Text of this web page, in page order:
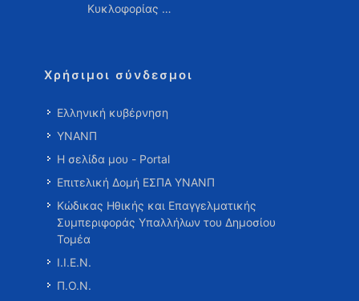
Κυκλοφορίας …
Χρήσιμοι σύνδεσμοι
Ελληνική κυβέρνηση
ΥΝΑΝΠ
Η σελίδα μου - Portal
Επιτελική Δομή ΕΣΠΑ ΥΝΑΝΠ
Κώδικας Ηθικής και Επαγγελματικής
Συμπεριφοράς Υπαλλήλων του Δημοσίου
Τομέα
Ι.Ι.Ε.Ν.
Π.Ο.Ν.